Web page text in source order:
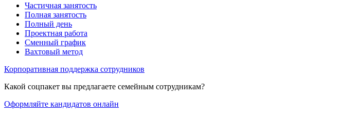
Частичная занятость
Полная занятость
Полный день
Проектная работа
Сменный график
Вахтовый метод
Корпоративная поддержка сотрудников
Какой соцпакет вы предлагаете семейным сотрудникам?
Оформляйте кандидатов онлайн